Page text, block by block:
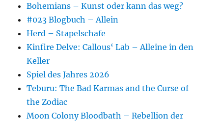
Bohemians – Kunst oder kann das weg?
#023 Blogbuch – Allein
Herd – Stapelschafe
Kinfire Delve: Callous‘ Lab – Alleine in den
Keller
Spiel des Jahres 2026
Teburu: The Bad Karmas and the Curse of
the Zodiac
Moon Colony Bloodbath – Rebellion der